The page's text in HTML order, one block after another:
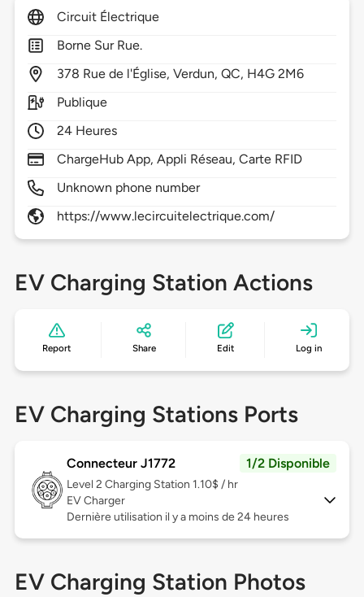
Circuit Électrique
Borne Sur Rue.
378 Rue de l'Église,Verdun,QC, H4G 2M6
Publique
24 Heures
ChargeHub App, Appli Réseau, Carte RFID
Unknown phone number
https://www.lecircuitelectrique.com/
EV Charging Station Actions
Report Share Edit Log in
EV Charging Stations Ports
Connecteur J1772 1/2 Disponible
Level 2 Charging Station 1.10$ / hr
EV Charger
Dernière utilisation il y a moins de 24 heures
EV Charging Station Photos